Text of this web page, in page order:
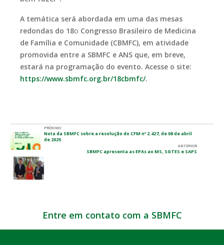
A temática será abordada em uma das mesas
redondas do 18o Congresso Brasileiro de Medicina
de Família e Comunidade (CBMFC), em atividade
promovida entre a SBMFC e ANS que, em breve,
estará na programação do evento. Acesse o site:
https://www.sbmfc.org.br/18cbmfc/.
PRÓXIMO
Nota da SBMFC sobre a resolução do CFM nº 2.427, de 08 de abril
de 2025
ANTERIOR
SBMFC apresenta as EPAs ao MS, SGTES e SAPS
Entre em contato com a SBMFC